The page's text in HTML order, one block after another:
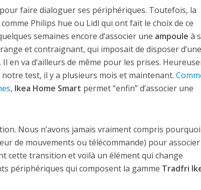
faire dialoguer ses périphériques. Toutefois, la
Philips hue ou Lidl qui ont fait le choix de ce
semaines encore d’associer une ampoule à
et contraignant, qui imposait de disposer d’une
va d’ailleurs de même pour les prises.
test, il y a plusieurs mois et maintenant.
, Ikea Home Smart permet “enfin” d’associer une
Nous n’avons jamais vraiment compris
de mouvements ou télécommande) pour
cette transition et voilà un élément qui change
périphériques qui composent la gamme Tradfri